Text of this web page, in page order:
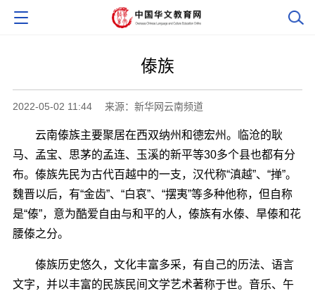
傣族
2022-05-02 11:44 来源：新华网云南频道
云南傣族主要聚居在西双纳州和德宏州。临沧的耿
马、孟宝、思茅的孟连、玉溪的新平等30多个县也都有分
布。傣族先民为古代百越中的一支，汉代称“滇越”、“掸”。
魏晋以后，有“金齿”、“白哀”、“摆夷”等多种他称，但自称
是“傣”，意为酷爱自由与和平的人，傣族有水傣、旱傣和花
腰傣之分。
傣族历史悠久，文化丰富多采，有自己的历法、语言
文字，并以丰富的民族民间文学艺术著称于世。音乐、午